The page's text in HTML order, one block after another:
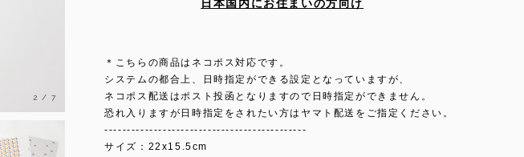
2 /7
日本国内にお住まいの方向け
＊こちらの商品はネコポス対応です。
システムの都合上、日時指定ができる設定となっていますが、
ネコポス配送はポスト投函となりますので日時指定ができません。
恐れ入りますが日時指定をされたい方はヤマト配送をご指定ください。
---------------------------------------------
サイズ：22x15.5cm